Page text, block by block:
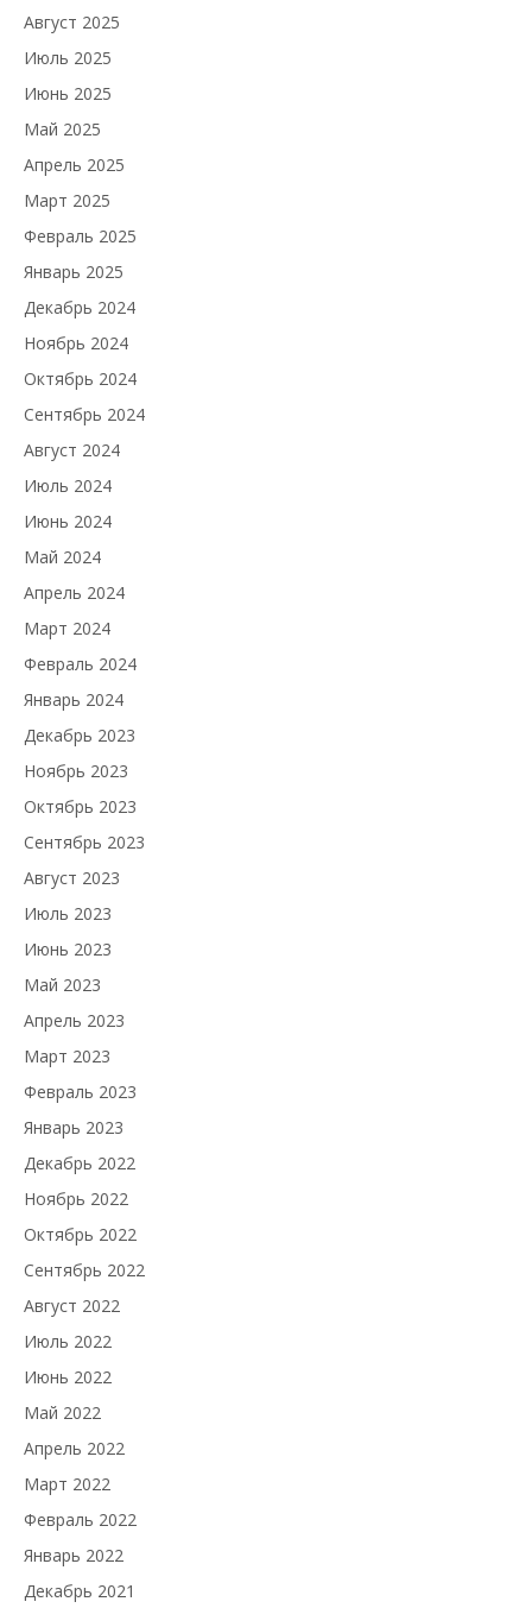
Август 2025
Июль 2025
Июнь 2025
Май 2025
Апрель 2025
Март 2025
Февраль 2025
Январь 2025
Декабрь 2024
Ноябрь 2024
Октябрь 2024
Сентябрь 2024
Август 2024
Июль 2024
Июнь 2024
Май 2024
Апрель 2024
Март 2024
Февраль 2024
Январь 2024
Декабрь 2023
Ноябрь 2023
Октябрь 2023
Сентябрь 2023
Август 2023
Июль 2023
Июнь 2023
Май 2023
Апрель 2023
Март 2023
Февраль 2023
Январь 2023
Декабрь 2022
Ноябрь 2022
Октябрь 2022
Сентябрь 2022
Август 2022
Июль 2022
Июнь 2022
Май 2022
Апрель 2022
Март 2022
Февраль 2022
Январь 2022
Декабрь 2021